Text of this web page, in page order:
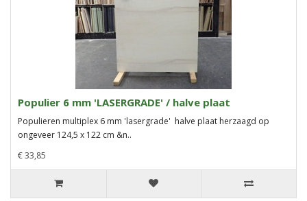
Populier 6 mm 'LASERGRADE' / halve plaat
Populieren multiplex 6 mm 'lasergrade' halve plaat herzaagd op
ongeveer 124,5 x 122 cm &n..
€ 33,85